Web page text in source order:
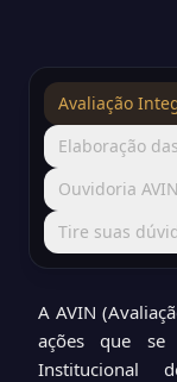
Avaliação
Elaboração
Ouvidoria AVIN
Tire suas
A AVIN
ações que se
Institucional